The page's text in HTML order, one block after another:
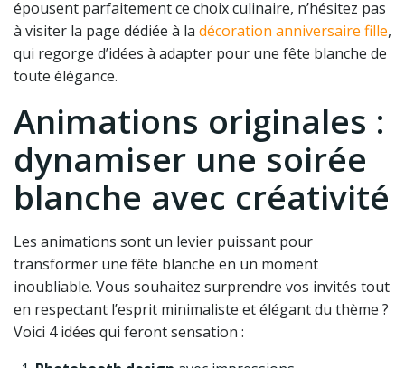
épousent parfaitement ce choix culinaire, n’hésitez pas
à visiter la page dédiée à la décoration anniversaire fille,
qui regorge d’idées à adapter pour une fête blanche de
toute élégance.
Animations originales :
dynamiser une soirée
blanche avec créativité
Les animations sont un levier puissant pour
transformer une fête blanche en un moment
inoubliable. Vous souhaitez surprendre vos invités tout
en respectant l’esprit minimaliste et élégant du thème ?
Voici 4 idées qui feront sensation :